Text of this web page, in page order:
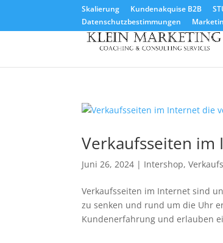
Skalierung Kundenakquise B2B
Datenschutzbestimmungen
Verkaufsseiten
Juni 26, 2024 | Intershop,
Verkaufsseiten im Internet sind
zu senken und rund um die Uhr
Kundenerfahrung und erlauben